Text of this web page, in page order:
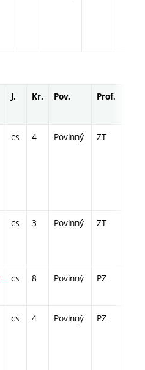
J. Kr. Pov. Prof.
cs 4 Povinný ZT
cs 3 Povinný ZT
cs 8 Povinný PZ
cs 4 Povinný PZ